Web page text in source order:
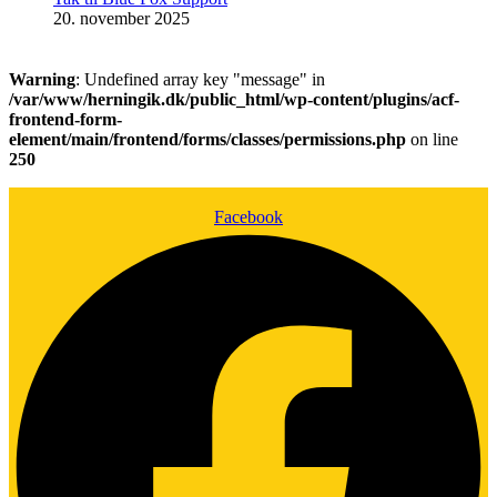
20. november 2025
Warning: Undefined array key "message" in
/var/www/herningik.dk/public_html/wp-content/plugins/acf-
frontend-form-
element/main/frontend/forms/classes/permissions.php on line
250
Facebook